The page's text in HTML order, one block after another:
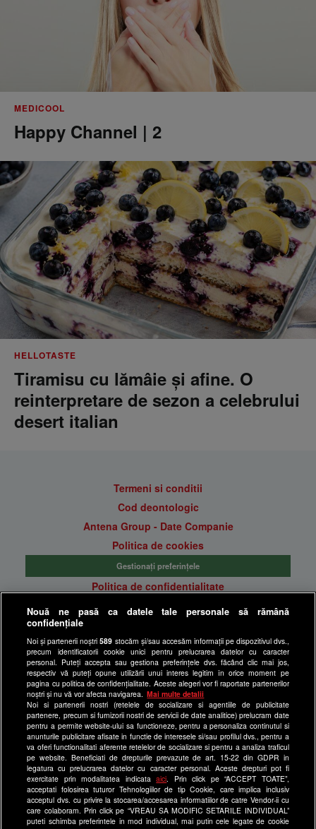
MEDICOOL
Happy Channel | 2
HELLOTASTE
Tiramisu cu lămâie și afine. O
reinterpretare de sezon a celebrului
desert italian
Termeni si conditii
Cod deontologic
Antena Group - Date Companie
Politica de cookies
Gestionați preferințele
Politica de confidentialitate
Anunturi gratuite pe Lajumate.ro
Program Happy Channel
Echipa editorială
Site-uri Antena Group
a1.ro
antenastars.ro
as.ro
catine.ro
chefi.ro
deparinti.ro
medicool.ro
Nouă ne pasă ca datele tale personale să rămână
confidențiale
Noi și partenerii noștri589 stocăm și/sau accesăm informații pe dispozitivul dvs.,
precum identificatorii cookie unici pentru prelucrarea datelor cu caracter
personal. Puteți accepta sau gestiona preferințele dvs. făcând clic mai jos,
respectiv vă puteți opune utilizării unui interes legitim în orice moment pe
pagina cu politica de confidențialitate. Aceste alegeri vor fi raportate partenerilor
noștri și nu vă vor afecta navigarea.
Mai multe detalii
Noi si partenerii nostri (retelele de socializare si agentiile de publicitate
partenere, precum si furnizorii nostri de servicii de date analitice) prelucram date
pentru a permite website-ului sa functioneze, pentru a personaliza continutul si
anunturile publicitare afisate in functie de interesele si/sau profilul dvs., pentru a
va oferi functionalitati aferente retelelor de socializare si pentru a analiza traficul
pe website. Beneficiati de drepturile prevazute de art. 15-22 din GDPR in
legatura cu prelucrarea datelor cu caracter personal. Aceste drepturi pot fi
exercitate prin modalitatea indicataaici . Prin click pe “ACCEPT TOATE”,
acceptati folosirea tuturor Tehnologiilor de tip Cookie, care implica inclusiv
acceptul dvs. cu privire la stocarea/accesarea informatiilor de catre Vendor-ii cu
care colaboram. Prin click pe “VREAU SA MODIFIC SETARILE INDIVIDUAL”
puteti schimba preferintele in mod individual, mai putin cele legate de cookie